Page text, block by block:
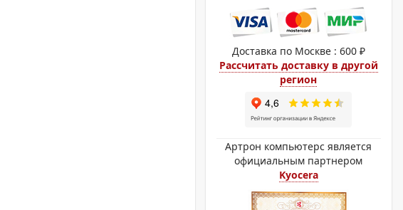
Доставка по Москве : 600 ₽
Рассчитать доставку в другой
регион
Артрон компьютерс является
официальным партнером
Kyocera